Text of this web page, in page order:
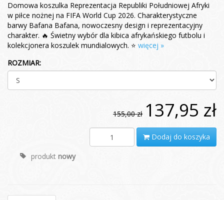
Domowa koszulka Reprezentacja Republiki Południowej Afryki
w piłce nożnej na FIFA World Cup 2026. Charakterystyczne
barwy Bafana Bafana, nowoczesny design i reprezentacyjny
charakter. 🔥 Świetny wybór dla kibica afrykańskiego futbolu i
kolekcjonera koszulek mundialowych. ⭐ więcej »
ROZMIAR:
155,00 zł 137,95 zł
Dodaj do koszyka
produkt nowy